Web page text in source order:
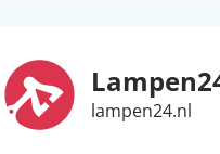
lampen24.nl